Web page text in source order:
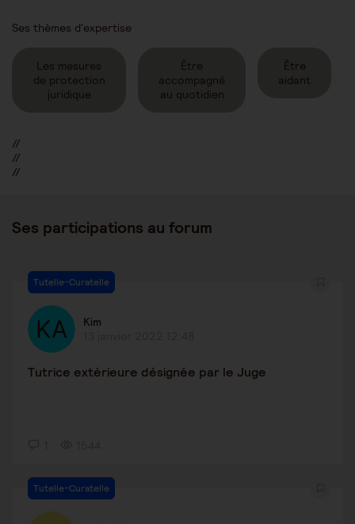
Ses thèmes d'expertise
Les mesures
de protection
juridique
Être
accompagné
au quotidien
Être
aidant
//
//
//
Ses participations au forum
Tutelle-Curatelle
Kim
Tutrice extérieure désignée par le Juge
Tutelle-Curatelle